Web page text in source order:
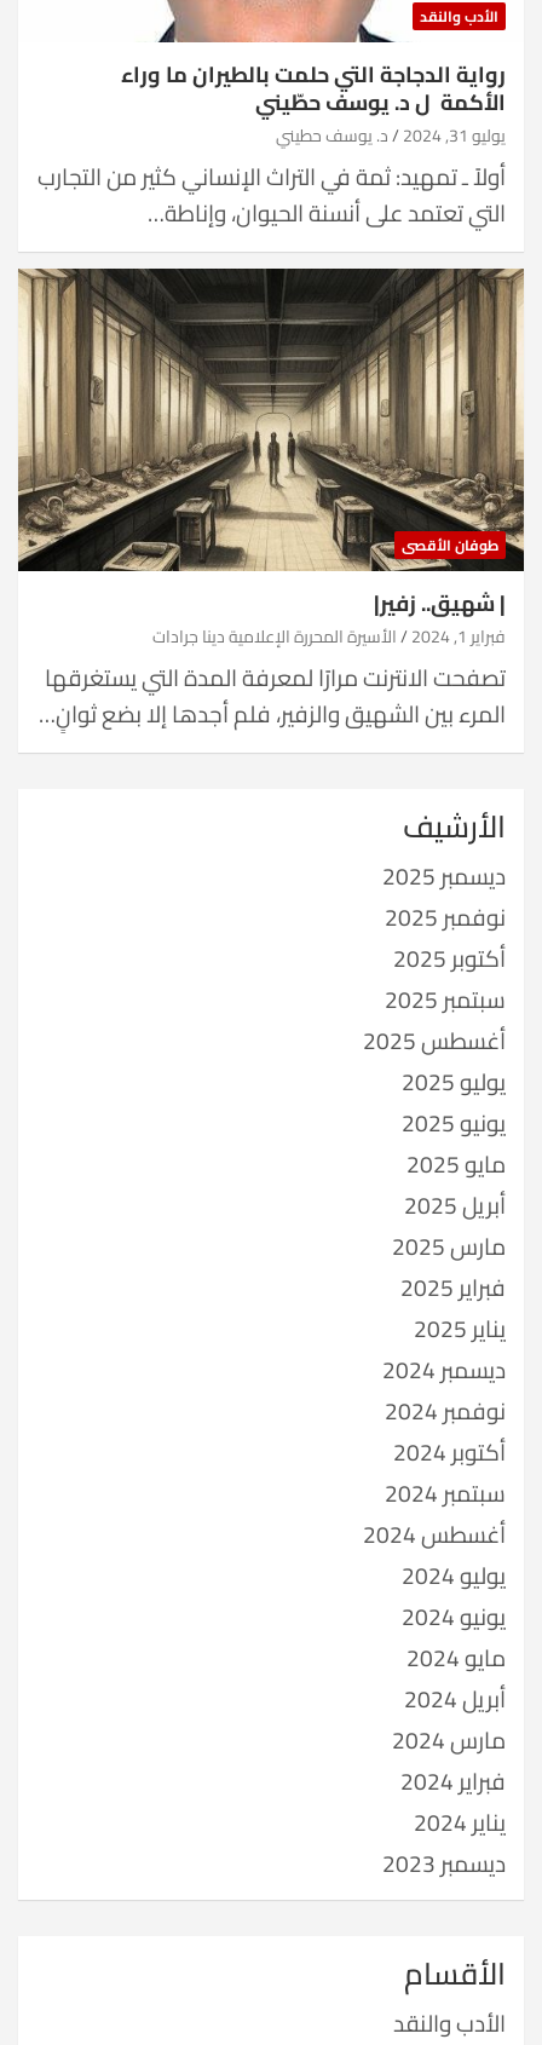
الأدب والنقد
رواية الدجاجة التي حلمت بالطيران ما وراء
الأكمة ل د. يوسف حطّيني
يوليو 31, 2024 د. يوسف حطيني
أولاً ـ تمهيد: ثمة في التراث الإنساني كثير من التجارب
التي تعتمد على أنسنة الحيوان، وإناطة…
طوفان الأقصى
| شهيق.. زفير|
فبراير 1, 2024 الأسيرة المحررة الإعلامية دينا جرادات
تصفحت الانترنت مرارًا لمعرفة المدة التي يستغرقها
المرء بين الشهيق والزفير، فلم أجدها إلا بضع ثوانٍ…
الأرشيف
ديسمبر 2025
نوفمبر 2025
أكتوبر 2025
سبتمبر 2025
أغسطس 2025
يوليو 2025
يونيو 2025
مايو 2025
أبريل 2025
مارس 2025
فبراير 2025
يناير 2025
ديسمبر 2024
نوفمبر 2024
أكتوبر 2024
سبتمبر 2024
أغسطس 2024
يوليو 2024
يونيو 2024
مايو 2024
أبريل 2024
مارس 2024
فبراير 2024
يناير 2024
ديسمبر 2023
الأقسام
الأدب والنقد